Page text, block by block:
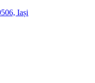
Iași